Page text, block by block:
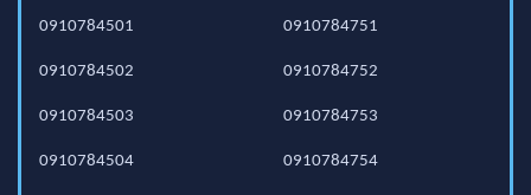
0910784501
0910784502
0910784503
0910784504
0910784751
0910784752
0910784753
0910784754